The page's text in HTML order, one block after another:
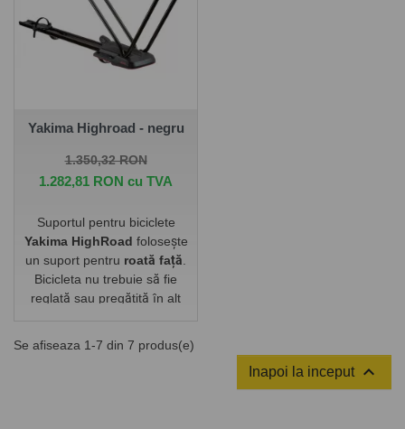
până la 60 mm. Este o
versiune îmbunătățită a
modelului Taurus BikeUp.
Yakima Highroad - negru
Pret de baza
1.350,32 RONPret
1.282,81 RON cu TVA
Suportul pentru biciclete
Yakima HighRoad folosește
un suport pentru roată față
Bicicleta nu trebuie să fie
reglată sau pregătită în alt
și simplu în suport și apoi să
Se afiseaza 1-7 din 7 produs(e)
Inapoi la inceput 